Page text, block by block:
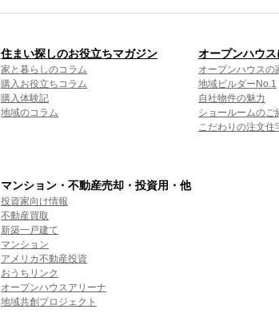
住まい探しのお役立ちマガジン
家と暮らしのコラム
購入お役立ちコラム
購入体験記
地域のコラム
オープンハウス
オープンハウスの
地域ビルダーNo.1
自社物件の魅力
ショールームのご
こだわりの注文住
マンション・不動産売却・投資用・他
投資家向け情報
不動産買取
新築一戸建て
マンション
アメリカ不動産投資
おうちリンク
オープンハウスアリーナ
地域共創プロジェクト